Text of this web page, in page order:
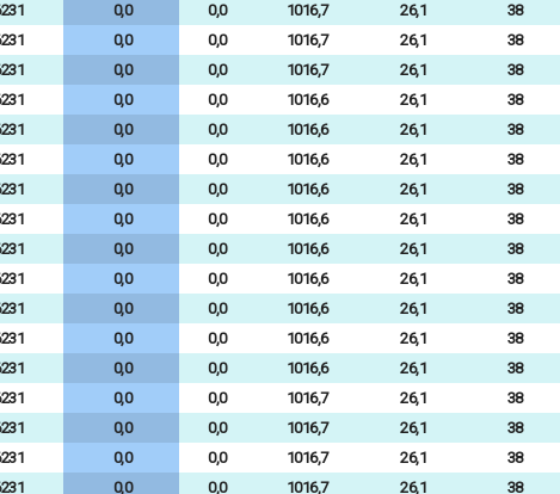
0,0 0,0 1016,7 26,1 38
0,0 0,0 1016,7 26,1 38
0,0 0,0 1016,7 26,1 38
0,0 0,0 1016,6 26,1 38
0,0 0,0 1016,6 26,1 38
0,0 0,0 1016,6 26,1 38
0,0 0,0 1016,6 26,1 38
0,0 0,0 1016,6 26,1 38
0,0 0,0 1016,6 26,1 38
0,0 0,0 1016,6 26,1 38
0,0 0,0 1016,6 26,1 38
0,0 0,0 1016,6 26,1 38
0,0 0,0 1016,6 26,1 38
0,0 0,0 1016,7 26,1 38
0,0 0,0 1016,7 26,1 38
0,0 0,0 1016,7 26,1 38
0,0 0,0 1016,7 26,1 38